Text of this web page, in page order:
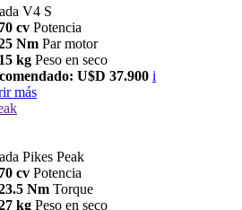
V4 S
cv Potencia
Nm Par motor
kg Peso en seco
U$D 37.900 i
más
Pikes Peak
cv Potencia
Nm Torque
kg Peso en seco